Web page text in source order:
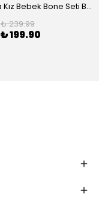
3 Parça Kız Bebek Bone Seti BN02 - Beyaz
₺ 239.99
₺ 199.90